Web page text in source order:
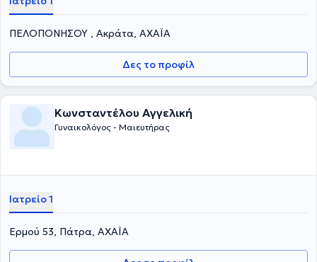
ΠΕΛΟΠΟΝΗΣΟΥ , Ακράτα, ΑΧΑΪΑ
Δες το προφίλ
Κωνσταντέλου Αγγελική
Γυναικολόγος - Μαιευτήρας
Ιατρείο 1
Ερμού 53, Πάτρα, ΑΧΑΪΑ